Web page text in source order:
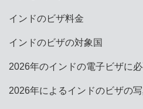
インドのビザ料金
インドのビザの対象国
2026年のインドの電子ビザに
2026年によるインドのビザの